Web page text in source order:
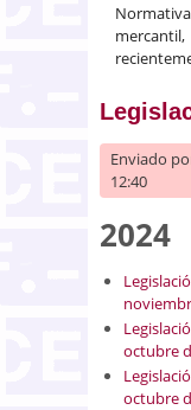
Enviado
12:40
2024
octubre
octubre